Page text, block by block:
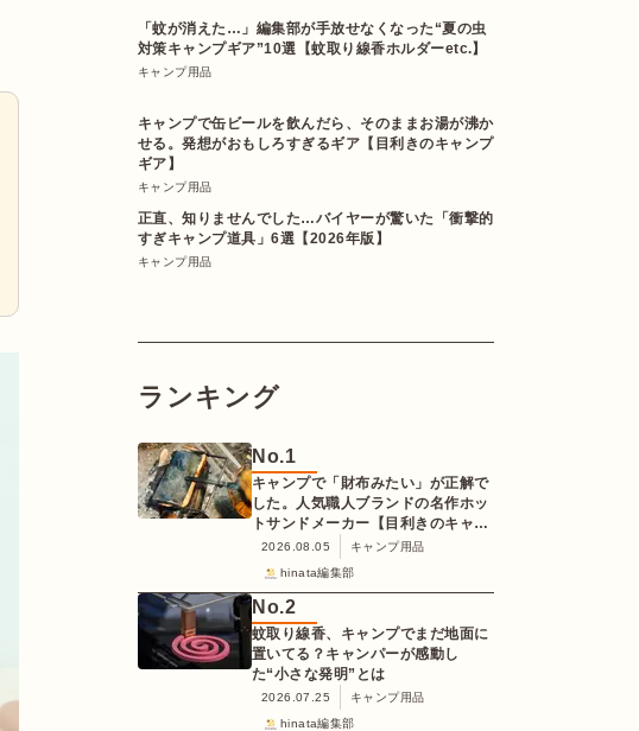
「蚊が消えた…」編集部が手放せなくなった“夏の虫
対策キャンプギア”10選【蚊取り線香ホルダーetc.】
キャンプ用品
キャンプで缶ビールを飲んだら、そのままお湯が沸か
せる。発想がおもしろすぎるギア【目利きのキャンプ
ギア】
キャンプ用品
正直、知りませんでした…バイヤーが驚いた「衝撃的
すぎキャンプ道具」6選【2026年版】
キャンプ用品
ランキング
No.1
キャンプで「財布みたい」が正解で
した。人気職人ブランドの名作ホッ
トサンドメーカー【目利きのキャン
プギア】
2026.08.05
キャンプ用品
hinata編集部
No.2
蚊取り線香、キャンプでまだ地面に
置いてる？キャンパーが感動し
た“小さな発明”とは
2026.07.25
キャンプ用品
hinata編集部